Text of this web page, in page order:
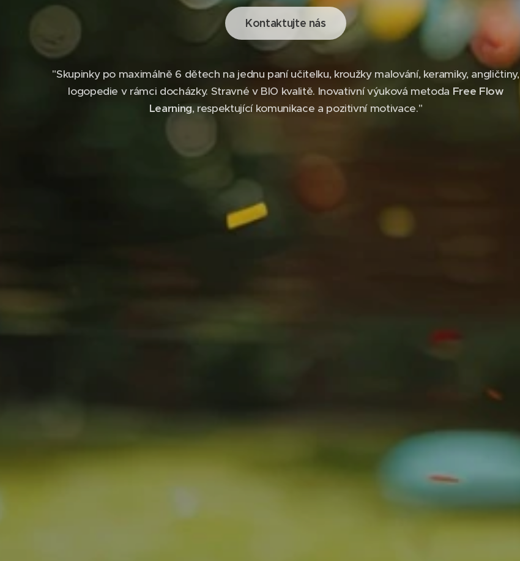
Kontaktujte nás
"Skupinky po maximálně 6 dětech na jednu paní učitelku, kroužky malování, keramiky, angličtiny,
logopedie v rámci docházky. Stravné v BIO kvalitě. Inovativní výuková metoda Free Flow
Learning, respektující komunikace a pozitivní motivace."